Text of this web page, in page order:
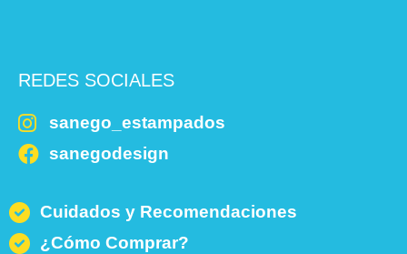
REDES SOCIALES
sanego_estampados
sanegodesign
Cuidados y Recomendaciones
¿Cómo Comprar?